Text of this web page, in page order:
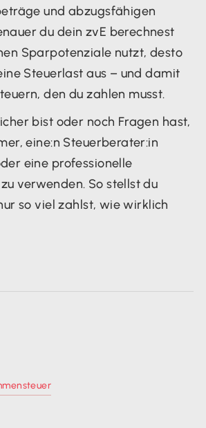
und abzugsfähigen
du dein zvE berechnest
Sparpotenziale nutzt, desto
Steuerlast aus – und damit
den du zahlen musst.
bist oder noch Fragen hast,
eine:n Steuerberater:in
eine professionelle
verwenden. So stellst du
so viel zahlst, wie wirklich